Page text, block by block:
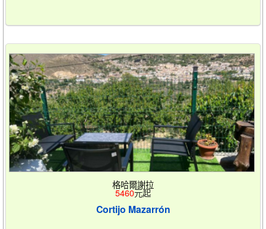
格哈爾謝拉
5460元起
Cortijo Mazarrón